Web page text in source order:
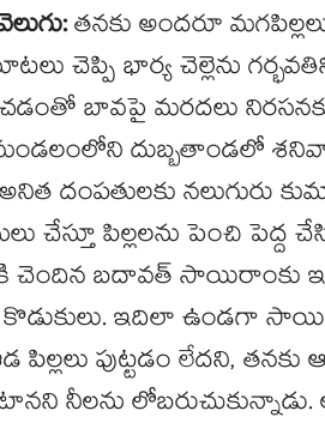
తనకు అందరూ
చెప్పి భార్య చెల్లెను
బావపై మరదలు
దుబ్బతాండలో
దంపతులకు నలుగురు
చేస్తూ పిల్లలను పెంచి
చెందిన బదావత్ సాయిరాంకు
కొడుకులు. ఇదిలా ఉండగా
పిల్లలు పుట్టడం లేదని,
నీలను